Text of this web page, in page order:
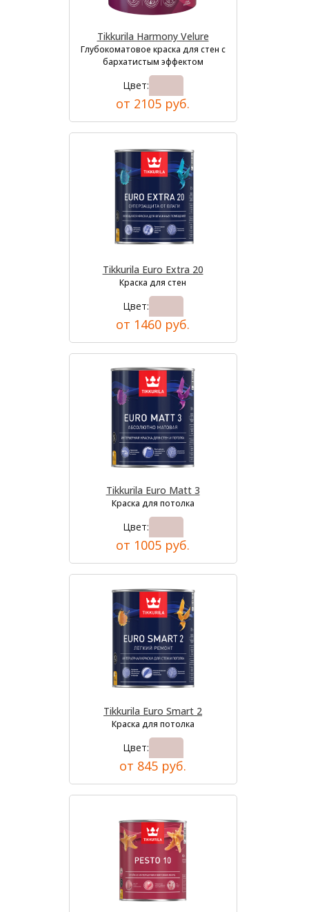
Tikkurila Harmony Velure
Глубокоматовое краска для стен с
бархатистым эффектом
Цвет:
от 2105 руб.
Tikkurila Euro Extra 20
Краска для стен
Цвет:
от 1460 руб.
Tikkurila Euro Matt 3
Краска для потолка
Цвет:
от 1005 руб.
Tikkurila Euro Smart 2
Краска для потолка
Цвет:
от 845 руб.